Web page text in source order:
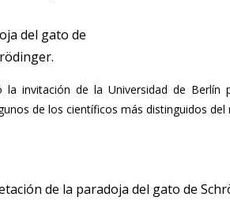
del gato de
la invitación de la Universidad de
de los científicos más distinguidos
de la paradoja del gato de